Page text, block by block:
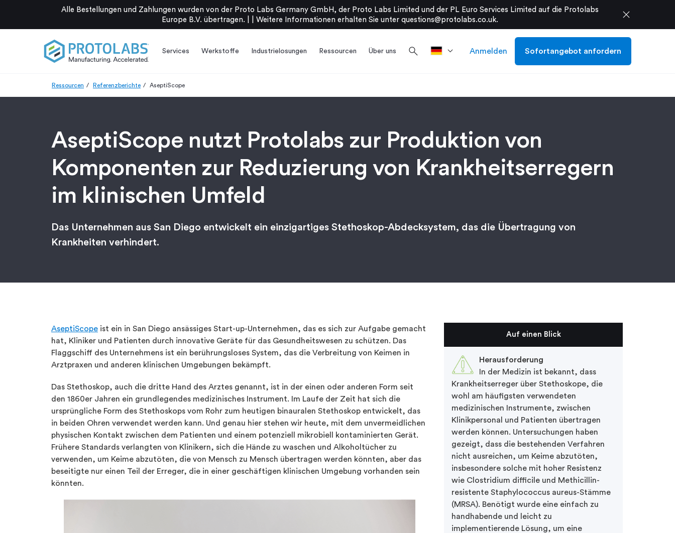
Alle Bestellungen und Zahlungen wurden von der Proto Labs Germany GmbH, der Proto Labs Limited und der PL Euro Services Limited auf die Protolabs
Europe B.V. übertragen. |
Weitere Informationen erhalten Sie unter questions@protolabs.co.uk. close
Services Werkstoffe Industrielosungen Ressourcen Über uns search Anmelden Sofortangebot anfordern
Ressourcen Referenzberichte AseptiScope
AseptiScope nutzt Protolabs zur Produktion von
Komponenten zur Reduzierung von Krankheitserregern
im klinischen Umfeld
Das Unternehmen aus San Diego entwickelt ein einzigartiges Stethoskop-Abdecksystem, das die Übertragung von
Krankheiten verhindert.
AseptiScope ist ein in San Diego ansässiges Start-up-Unternehmen, das es sich zur Aufgabe gemacht
hat, Kliniker und Patienten durch innovative Geräte für das Gesundheitswesen zu schützen. Das
Flaggschiff des Unternehmens ist ein berührungsloses System, das die Verbreitung von Keimen in
Arztpraxen und anderen klinischen Umgebungen bekämpft.
Das Stethoskop, auch die dritte Hand des Arztes genannt, ist in der einen oder anderen Form seit
den 1860er Jahren ein grundlegendes medizinisches Instrument. Im Laufe der Zeit hat sich die
ursprüngliche Form des Stethoskops vom Rohr zum heutigen binauralen Stethoskop entwickelt, das
in beiden Ohren verwendet werden kann. Und genau hier stehen wir heute, mit dem unvermeidlichen
physischen Kontakt zwischen dem Patienten und einem potenziell mikrobiell kontaminierten Gerät.
Frühere Standards verlangten von Klinikern, sich die Hände zu waschen und Alkoholtücher zu
verwenden, um Keime abzutöten, die von Mensch zu Mensch übertragen werden könnten, aber das
beseitigte nur einen Teil der Erreger, die in einer geschäftigen klinischen Umgebung vorhanden sein
könnten.
Auf einen Blick
Herausforderung
In der Medizin ist bekannt, dass
Krankheitserreger über Stethoskope, die
wohl am häufigsten verwendeten
medizinischen Instrumente, zwischen
Klinikpersonal und Patienten übertragen
werden können. Untersuchungen haben
gezeigt, dass die bestehenden Verfahren
nicht ausreichen, um Keime abzutöten,
insbesondere solche mit hoher Resistenz
wie Clostridium difficile und Methicillin-
resistente Staphylococcus aureus-Stämme
(MRSA). Benötigt wurde eine einfach zu
handhabende und leicht zu
implementierende Lösung, um eine